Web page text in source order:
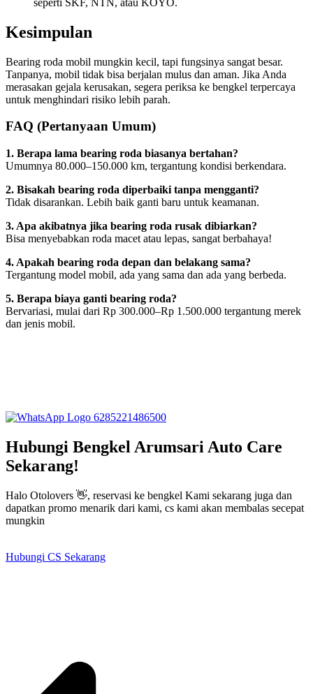
Kesimpulan
Bearing roda mobil mungkin kecil, tapi fungsinya sangat besar.
Tanpanya, mobil tidak bisa berjalan mulus dan aman. Jika Anda
merasakan gejala kerusakan, segera periksa ke bengkel terpercaya
untuk menghindari risiko lebih parah.
FAQ (Pertanyaan Umum)
1. Berapa lama bearing roda biasanya bertahan?
Umumnya 80.000–150.000 km, tergantung kondisi berkendara.
2. Bisakah bearing roda diperbaiki tanpa mengganti?
Tidak disarankan. Lebih baik ganti baru untuk keamanan.
3. Apa akibatnya jika bearing roda rusak dibiarkan?
Bisa menyebabkan roda macet atau lepas, sangat berbahaya!
4. Apakah bearing roda depan dan belakang sama?
Tergantung model mobil, ada yang sama dan ada yang berbeda.
5. Berapa biaya ganti bearing roda?
Bervariasi, mulai dari Rp 300.000–Rp 1.500.000 tergantung merek
dan jenis mobil.
6285221486500
Hubungi Bengkel Arumsari Auto Care
Sekarang!
Halo Otolovers 👋, reservasi ke bengkel Kami sekarang juga dan
dapatkan promo menarik dari kami, cs kami akan membalas secepat
mungkin
Hubungi CS Sekarang